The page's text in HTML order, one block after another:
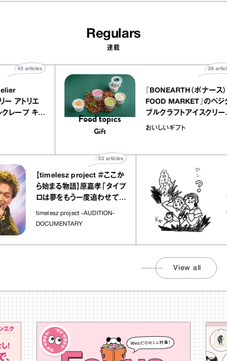
Regulars
連載
atelier
クアリー アトリエ
のミルクレープ キャ
40 articles
『BONEARTH（ボ
FOOD MARKET』
ブルクラフトアイス
｜真野知子の「お
おいしいギフト
【timelesz project ＃ここか
ら始まる物語】原嘉孝「タイプ
ロは夢をもう一度追わせてく
timelesz project -AUDITION-
DOCUMENTARY
articles
さん
社会
View all